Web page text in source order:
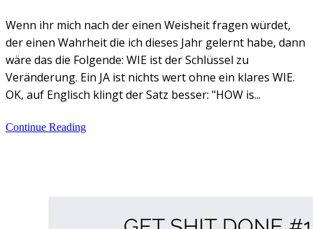
Wenn ihr mich nach der einen Weisheit fragen würdet,
der einen Wahrheit die ich dieses Jahr gelernt habe, dann
wäre das die Folgende: WIE ist der Schlüssel zu
Veränderung. Ein JA ist nichts wert ohne ein klares WIE.
OK, auf Englisch klingt der Satz besser: "HOW is...
Continue Reading